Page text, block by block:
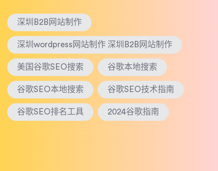
深圳B2B网站制作
深圳wordpress网站制作 深圳B2B网站制作
美国谷歌SEO搜索 谷歌本地搜索
谷歌SEO本地搜索 谷歌SEO技术指南
谷歌SEO排名工具 2024谷歌指南